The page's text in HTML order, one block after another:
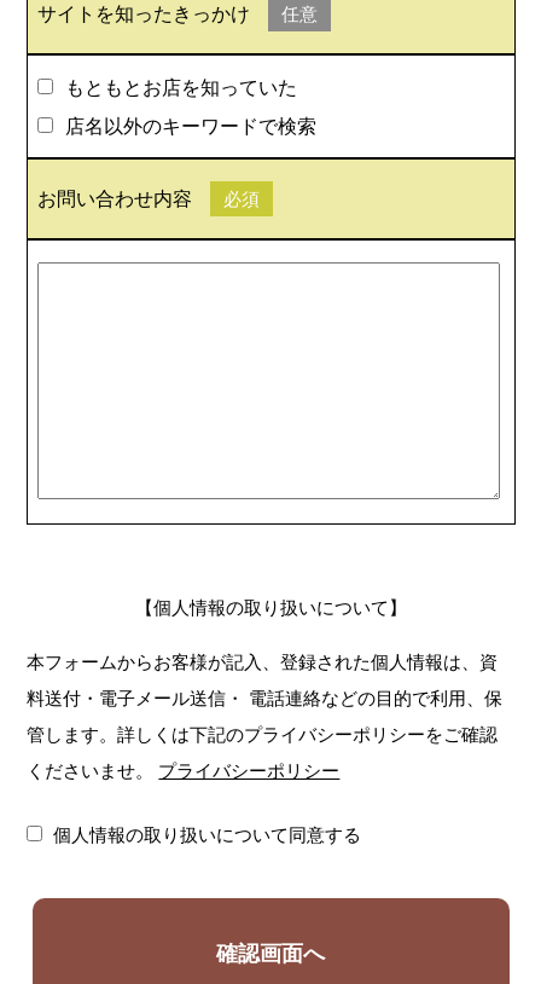
サイトを知ったきっかけ 任意
もともとお店を知っていた
店名以外のキーワードで検索
お問い合わせ内容 必須
【個人情報の取り扱いについて】
本フォームからお客様が記入、登録された個人情報は、資
料送付・電子メール送信・ 電話連絡などの目的で利用、保
管します。詳しくは下記のプライバシーポリシーをご確認
くださいませ。
プライバシーポリシー
個人情報の取り扱いについて同意する